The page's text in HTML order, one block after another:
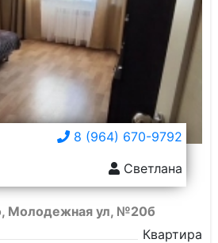
8 (964) 670-9792
Светлана
Молодежная ул, №20б
Квартира